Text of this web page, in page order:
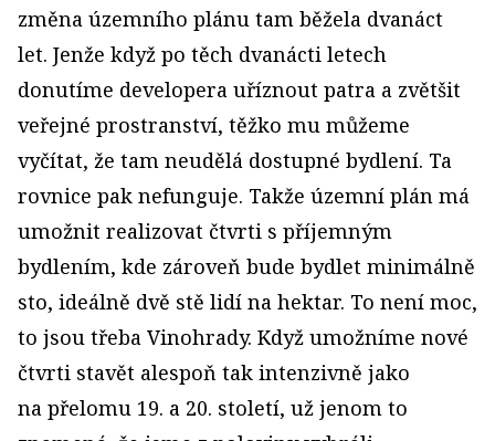
změna územního plánu tam běžela dvanáct
let. Jenže když po těch dvanácti letech
donutíme developera uříznout patra a zvětšit
veřejné prostranství, těžko mu můžeme
vyčítat, že tam neudělá dostupné bydlení. Ta
rovnice pak nefunguje. Takže územní plán má
umožnit realizovat čtvrti s příjemným
bydlením, kde zároveň bude bydlet minimálně
sto, ideálně dvě stě lidí na hektar. To není moc,
to jsou třeba Vinohrady. Když umožníme nové
čtvrti stavět alespoň tak intenzivně jako
na přelomu 19. a 20. století, už jenom to